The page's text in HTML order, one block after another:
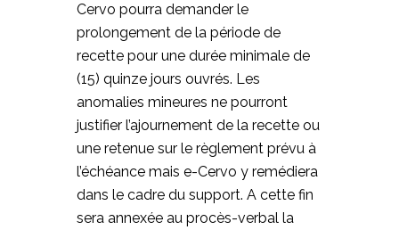
Cervo pourra demander le
prolongement de la période de
recette pour une durée minimale de
(15) quinze jours ouvrés. Les
anomalies mineures ne pourront
justifier l’ajournement de la recette ou
une retenue sur le règlement prévu à
l’échéance mais e-Cervo y remédiera
dans le cadre du support. A cette fin
sera annexée au procès-verbal la